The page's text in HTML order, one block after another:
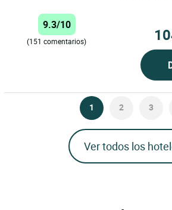
cálido. Podrá
9.3/10
(151 comentarios)
1 2 3
Ver todos los